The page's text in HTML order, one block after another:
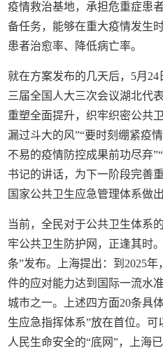
疫情救治基地，承担危重症患
备任务，能够在重大疫情发生
患者治愈率、降低病亡率。
就在方案发布的几天后，5月
三届全国人大三次会议湖北代
重塑全面提升，织牢织密公共
漏过斗大的风”“要时刻绷紧疫
不易的疫情防控成果前功尽弃
书记的讲话，为下一阶段完善
国家公共卫生应急管理体系做
当前，全民对于公共卫生体系
牢公共卫生防护网，正逢其时
条”发布。上海提出：到2025
件的应对能力达到国际一流水
城市之一。上述四方面20条具
生应急指挥体系”放在首位。
人民生命安全的“底网”，上海已